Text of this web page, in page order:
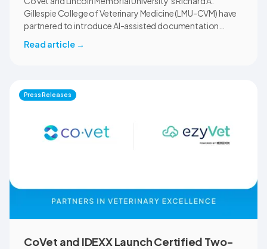
Gillespie College of Veterinary Medicine (LMU-CVM) have
partnered to introduce AI-assisted documentation
clinical settings. Students, faculty, and clinical educators
documentation quality, workflow efficiency,
communication, and student learning.
Read article →
Press Releases
CoVet and IDEXX Launch Certified Two-